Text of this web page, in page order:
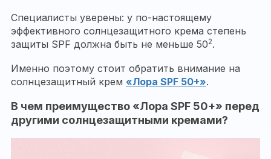
Специалисты уверены: у по-настоящему
эффективного солнцезащитного крема степень
защиты SPF должна быть не меньше 502.
Именно поэтому стоит обратить внимание на
солнцезащитный крем «Лора SPF 50+».
В чем преимущество «Лора SPF 50+» перед
другими солнцезащитными кремами?